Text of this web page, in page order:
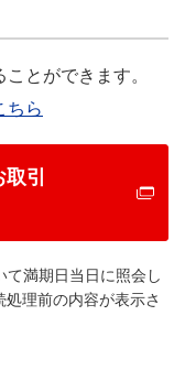
とができます。
ちら
引
て満期日当日に照会し
理前の内容が表示さ